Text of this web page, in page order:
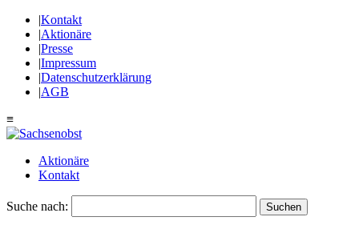
|Kontakt
|Aktionäre
|Presse
|Impressum
|Datenschutzerklärung
|AGB
≡
Aktionäre
Kontakt
Suche nach: Suchen